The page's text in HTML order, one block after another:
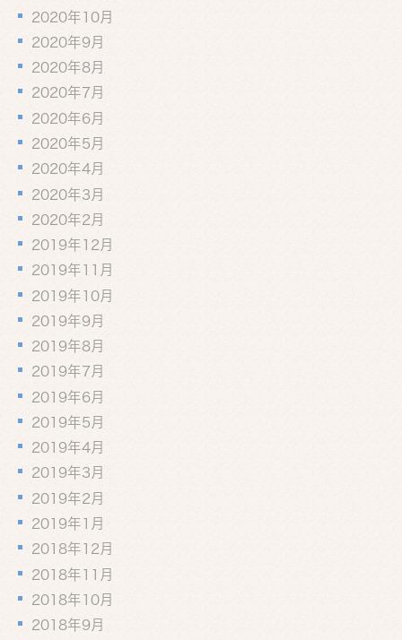
2020年10月
2020年9月
2020年8月
2020年7月
2020年6月
2020年5月
2020年4月
2020年3月
2020年2月
2019年12月
2019年11月
2019年10月
2019年9月
2019年8月
2019年7月
2019年6月
2019年5月
2019年4月
2019年3月
2019年2月
2019年1月
2018年12月
2018年11月
2018年10月
2018年9月